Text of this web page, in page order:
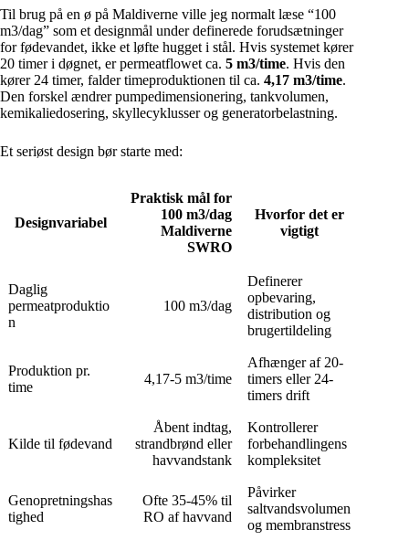
Til brug på en ø på Maldiverne ville jeg normalt læse “100
m3/dag” som et designmål under definerede forudsætninger
for fødevandet, ikke et løfte hugget i stål. Hvis systemet kører
20 timer i døgnet, er permeatflowet ca. 5 m3/time. Hvis den
kører 24 timer, falder timeproduktionen til ca. 4,17 m3/time.
Den forskel ændrer pumpedimensionering, tankvolumen,
kemikaliedosering, skyllecyklusser og generatorbelastning.
Et seriøst design bør starte med:
Designvariabel
Praktisk mål for
100 m3/dag
Maldiverne
SWRO
Hvorfor det er
vigtigt
Daglig
permeatproduktio
n
100 m3/dag
Definerer
opbevaring,
distribution og
brugertildeling
Produktion pr.
time
4,17-5 m3/time
Afhænger af 20-
timers eller 24-
timers drift
Kilde til fødevand
Åbent indtag,
strandbrønd eller
havvandstank
Kontrollerer
forbehandlingens
kompleksitet
Genopretningshas
tighed
Ofte 35-45% til
RO af havvand
Påvirker
saltvandsvolumen
og membranstress